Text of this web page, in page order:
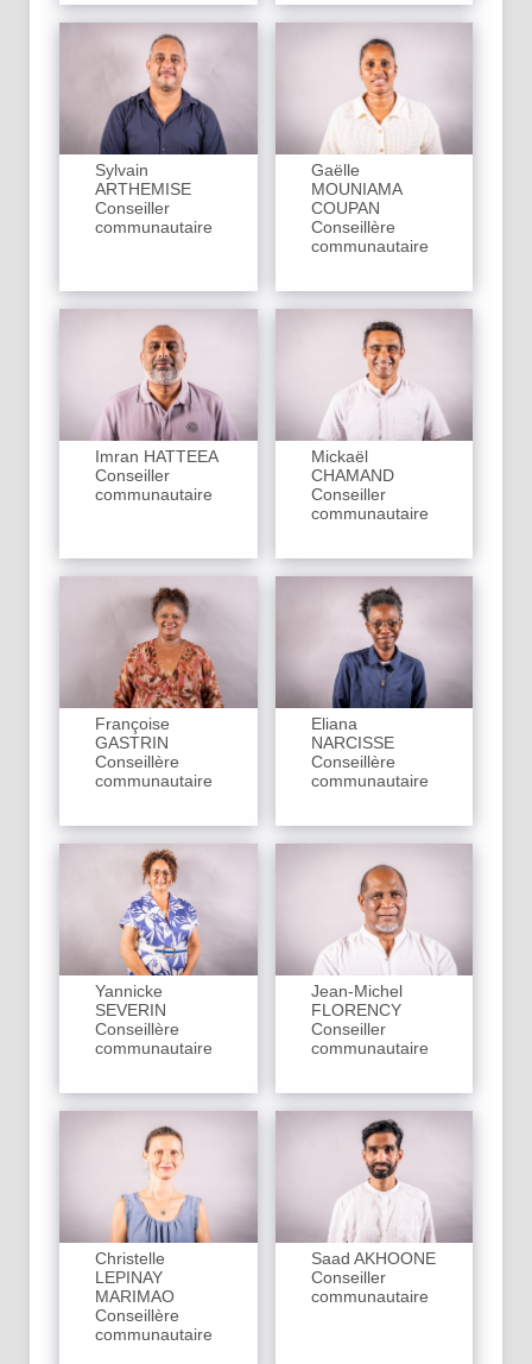
Sylvain
ARTHEMISE
Conseiller
communautaire
Gaëlle
MOUNIAMA
COUPAN
Conseillère
communautaire
Imran HATTEEA
Conseiller
communautaire
Mickaël
CHAMAND
Conseiller
communautaire
Françoise
GASTRIN
Conseillère
communautaire
Eliana
NARCISSE
Conseillère
communautaire
Yannicke
SEVERIN
Conseillère
communautaire
Jean-Michel
FLORENCY
Conseiller
communautaire
Christelle
LEPINAY
MARIMAO
Conseillère
communautaire
Saad AKHOONE
Conseiller
communautaire